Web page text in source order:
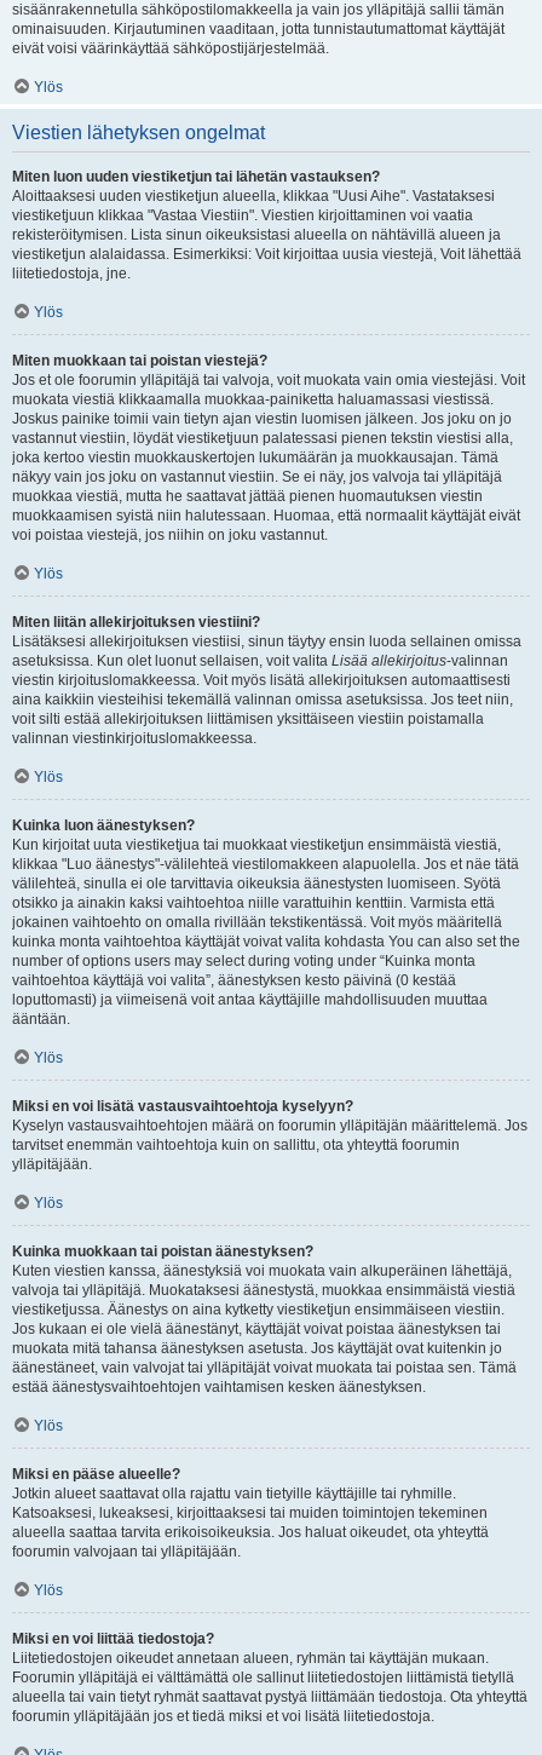
sisäänrakennetulla sähköpostilomakkeella ja vain jos ylläpitäjä sallii tämän
ominaisuuden. Kirjautuminen vaaditaan, jotta tunnistautumattomat käyttäjät
eivät voisi väärinkäyttää sähköpostijärjestelmää.
Ylös
Viestien lähetyksen ongelmat
Miten luon uuden viestiketjun tai lähetän vastauksen?
Aloittaaksesi uuden viestiketjun alueella, klikkaa "Uusi Aihe". Vastataksesi
viestiketjuun klikkaa "Vastaa Viestiin". Viestien kirjoittaminen voi vaatia
rekisteröitymisen. Lista sinun oikeuksistasi alueella on nähtävillä alueen ja
viestiketjun alalaidassa. Esimerkiksi: Voit kirjoittaa uusia viestejä, Voit lähettää
liitetiedostoja, jne.
Ylös
Miten muokkaan tai poistan viestejä?
Jos et ole foorumin ylläpitäjä tai valvoja, voit muokata vain omia viestejäsi. Voit
muokata viestiä klikkaamalla muokkaa-painiketta haluamassasi viestissä.
Joskus painike toimii vain tietyn ajan viestin luomisen jälkeen. Jos joku on jo
vastannut viestiin, löydät viestiketjuun palatessasi pienen tekstin viestisi alla,
joka kertoo viestin muokkauskertojen lukumäärän ja muokkausajan. Tämä
näkyy vain jos joku on vastannut viestiin. Se ei näy, jos valvoja tai ylläpitäjä
muokkaa viestiä, mutta he saattavat jättää pienen huomautuksen viestin
muokkaamisen syistä niin halutessaan. Huomaa, että normaalit käyttäjät eivät
voi poistaa viestejä, jos niihin on joku vastannut.
Ylös
Miten liitän allekirjoituksen viestiini?
Lisätäksesi allekirjoituksen viestiisi, sinun täytyy ensin luoda sellainen omissa
asetuksissa. Kun olet luonut sellaisen, voit valita Lisää allekirjoitus-valinnan
viestin kirjoituslomakkeessa. Voit myös lisätä allekirjoituksen automaattisesti
aina kaikkiin viesteihisi tekemällä valinnan omissa asetuksissa. Jos teet niin,
voit silti estää allekirjoituksen liittämisen yksittäiseen viestiin poistamalla
valinnan viestinkirjoituslomakkeessa.
Ylös
Kuinka luon äänestyksen?
Kun kirjoitat uuta viestiketjua tai muokkaat viestiketjun ensimmäistä viestiä,
klikkaa "Luo äänestys"-välilehteä viestilomakkeen alapuolella. Jos et näe tätä
välilehteä, sinulla ei ole tarvittavia oikeuksia äänestysten luomiseen. Syötä
otsikko ja ainakin kaksi vaihtoehtoa niille varattuihin kenttiin. Varmista että
jokainen vaihtoehto on omalla rivillään tekstikentässä. Voit myös määritellä
kuinka monta vaihtoehtoa käyttäjät voivat valita kohdasta You can also set the
number of options users may select during voting under “Kuinka monta
vaihtoehtoa käyttäjä voi valita”, äänestyksen kesto päivinä (0 kestää
loputtomasti) ja viimeisenä voit antaa käyttäjille mahdollisuuden muuttaa
ääntään.
Ylös
Miksi en voi lisätä vastausvaihtoehtoja kyselyyn?
Kyselyn vastausvaihtoehtojen määrä on foorumin ylläpitäjän määrittelemä. Jos
tarvitset enemmän vaihtoehtoja kuin on sallittu, ota yhteyttä foorumin
ylläpitäjään.
Ylös
Kuinka muokkaan tai poistan äänestyksen?
Kuten viestien kanssa, äänestyksiä voi muokata vain alkuperäinen lähettäjä,
valvoja tai ylläpitäjä. Muokataksesi äänestystä, muokkaa ensimmäistä viestiä
viestiketjussa. Äänestys on aina kytketty viestiketjun ensimmäiseen viestiin.
Jos kukaan ei ole vielä äänestänyt, käyttäjät voivat poistaa äänestyksen tai
muokata mitä tahansa äänestyksen asetusta. Jos käyttäjät ovat kuitenkin jo
äänestäneet, vain valvojat tai ylläpitäjät voivat muokata tai poistaa sen. Tämä
estää äänestysvaihtoehtojen vaihtamisen kesken äänestyksen.
Ylös
Miksi en pääse alueelle?
Jotkin alueet saattavat olla rajattu vain tietyille käyttäjille tai ryhmille.
Katsoaksesi, lukeaksesi, kirjoittaaksesi tai muiden toimintojen tekeminen
alueella saattaa tarvita erikoisoikeuksia. Jos haluat oikeudet, ota yhteyttä
foorumin valvojaan tai ylläpitäjään.
Ylös
Miksi en voi liittää tiedostoja?
Liitetiedostojen oikeudet annetaan alueen, ryhmän tai käyttäjän mukaan.
Foorumin ylläpitäjä ei välttämättä ole sallinut liitetiedostojen liittämistä tietyllä
alueella tai vain tietyt ryhmät saattavat pystyä liittämään tiedostoja. Ota yhteyttä
foorumin ylläpitäjään jos et tiedä miksi et voi lisätä liitetiedostoja.